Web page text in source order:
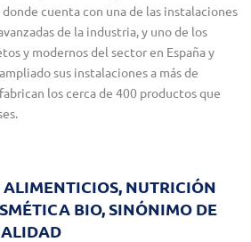
donde cuenta con una de las instalaciones
de la industria, y uno de los
y modernos del sector en España y
sus instalaciones a más de
los cerca de 400 productos que
NUTRICIÓN
BIO, SINÓNIMO DE